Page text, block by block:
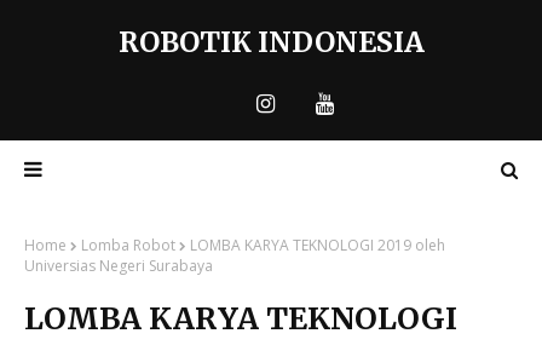
ROBOTIK INDONESIA
Home Lomba Robot
LOMBA KARYA TEKNOLOGI 2019 oleh
Universias Negeri Surabaya
LOMBA KARYA TEKNOLOGI